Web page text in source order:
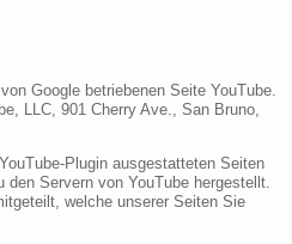
Google betriebenen Seite YouTube.
LLC, 901 Cherry Ave., San Bruno,
Plugin ausgestatteten Seiten
den Servern von YouTube hergestellt.
welche unserer Seiten Sie